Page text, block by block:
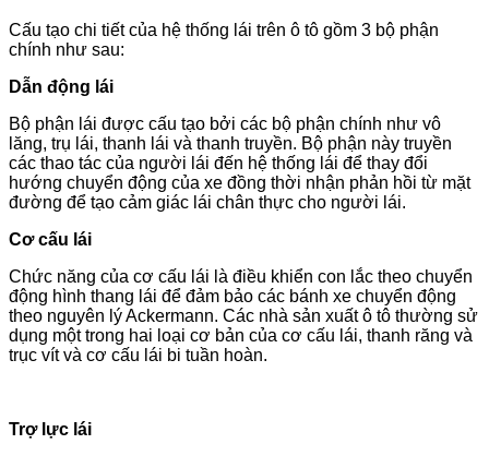
Cấu tạo chi tiết của hệ thống lái trên ô tô gồm 3 bộ phận
chính như sau:
Dẫn động lái
Bộ phận lái được cấu tạo bởi các bộ phận chính như vô
lăng, trụ lái, thanh lái và thanh truyền. Bộ phận này truyền
các thao tác của người lái đến hệ thống lái để thay đổi
hướng chuyển động của xe đồng thời nhận phản hồi từ mặt
đường để tạo cảm giác lái chân thực cho người lái.
Cơ cấu lái
Chức năng của cơ cấu lái là điều khiển con lắc theo chuyển
động hình thang lái để đảm bảo các bánh xe chuyển động
theo nguyên lý Ackermann. Các nhà sản xuất ô tô thường sử
dụng một trong hai loại cơ bản của cơ cấu lái, thanh răng và
trục vít và cơ cấu lái bi tuần hoàn.
Trợ lực lái